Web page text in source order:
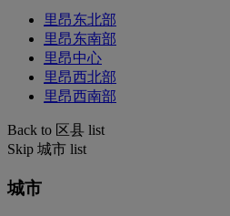
里昂东北部
里昂东南部
里昂中心
里昂西北部
里昂西南部
Back to 区县 list
Skip 城市 list
城市